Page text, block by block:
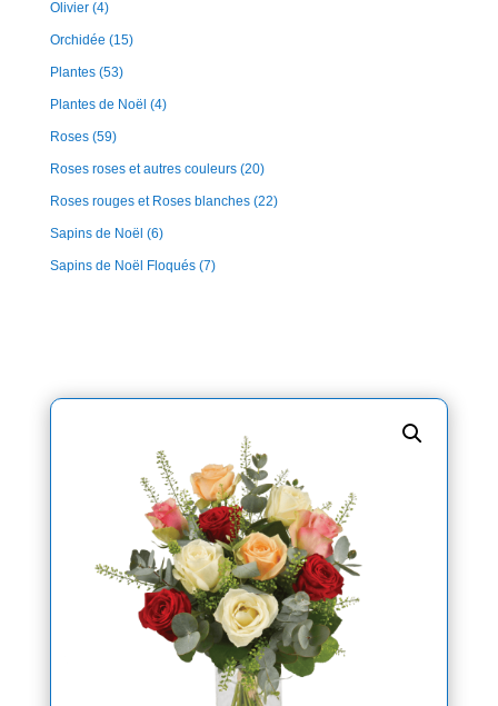
Olivier (4)
Orchidée (15)
Plantes (53)
Plantes de Noël (4)
Roses (59)
Roses roses et autres couleurs (20)
Roses rouges et Roses blanches (22)
Sapins de Noël (6)
Sapins de Noël Floqués (7)